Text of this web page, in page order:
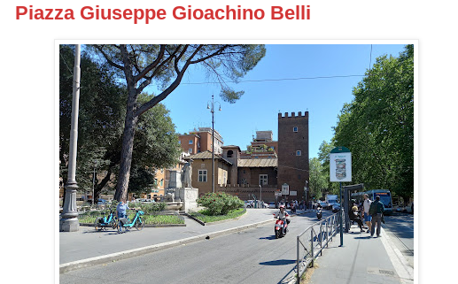
Piazza Giuseppe Gioachino Belli